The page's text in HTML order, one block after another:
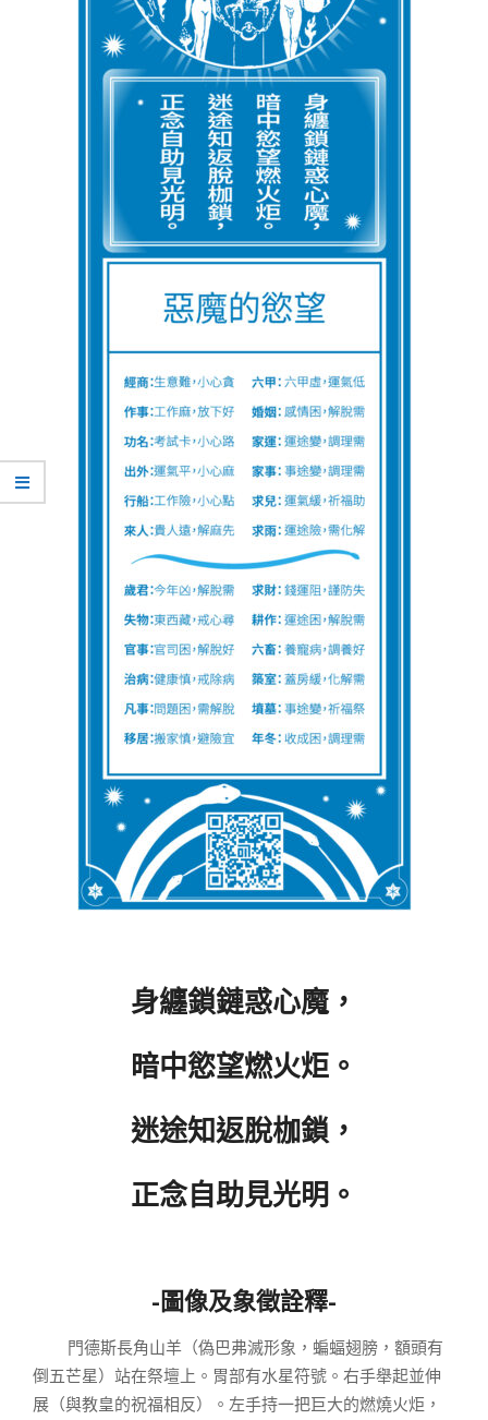
身纏鎖鏈惑心魔，
暗中慾望燃火炬。
迷途知返脫枷鎖，
正念自助見光明。
-圖像及象徵詮釋-
門德斯長角山羊（偽巴弗滅形象，蝙蝠翅膀，額頭有
倒五芒星）站在祭壇上。胃部有水星符號。右手舉起並伸
展（與教皇的祝福相反）。左手持一把巨大的燃燒火炬，